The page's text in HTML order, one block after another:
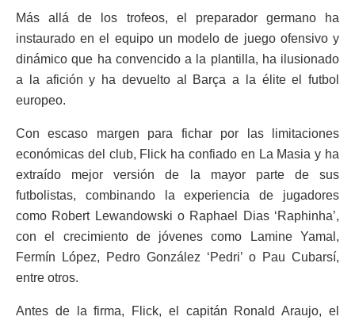
Más allá de los trofeos, el preparador germano ha
instaurado en el equipo un modelo de juego ofensivo y
dinámico que ha convencido a la plantilla, ha ilusionado
a la afición y ha devuelto al Barça a la élite el futbol
europeo.
Con escaso margen para fichar por las limitaciones
económicas del club, Flick ha confiado en La Masia y ha
extraído mejor versión de la mayor parte de sus
futbolistas, combinando la experiencia de jugadores
como Robert Lewandowski o Raphael Dias ‘Raphinha’,
con el crecimiento de jóvenes como Lamine Yamal,
Fermín López, Pedro González ‘Pedri’ o Pau Cubarsí,
entre otros.
Antes de la firma, Flick, el capitán Ronald Araujo, el